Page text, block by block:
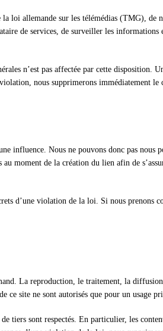
loi allemande sur les télémédias (TMG), de
de services, de surveiller les informations
n’est pas affectée par cette disposition.
nous supprimerons immédiatement le
influence. Nous ne pouvons donc pas
moment de la création du lien afin de
d’une violation de la loi. Si nous prenons
La reproduction, le traitement, la
ce site ne sont autorisés que pour un usage
tiers sont respectés. En particulier, les